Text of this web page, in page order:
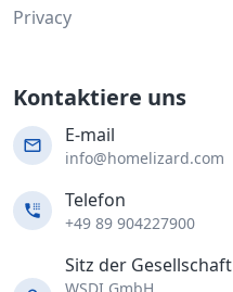
Privacy
Kontaktiere uns
E-mail
info@homelizard.com
Telefon
+49 89 904227900
Sitz der Gesellschaft